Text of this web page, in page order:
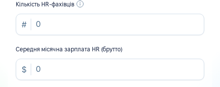
Кількість HR-фахівців
Середня місячна зарплата HR (брутто)